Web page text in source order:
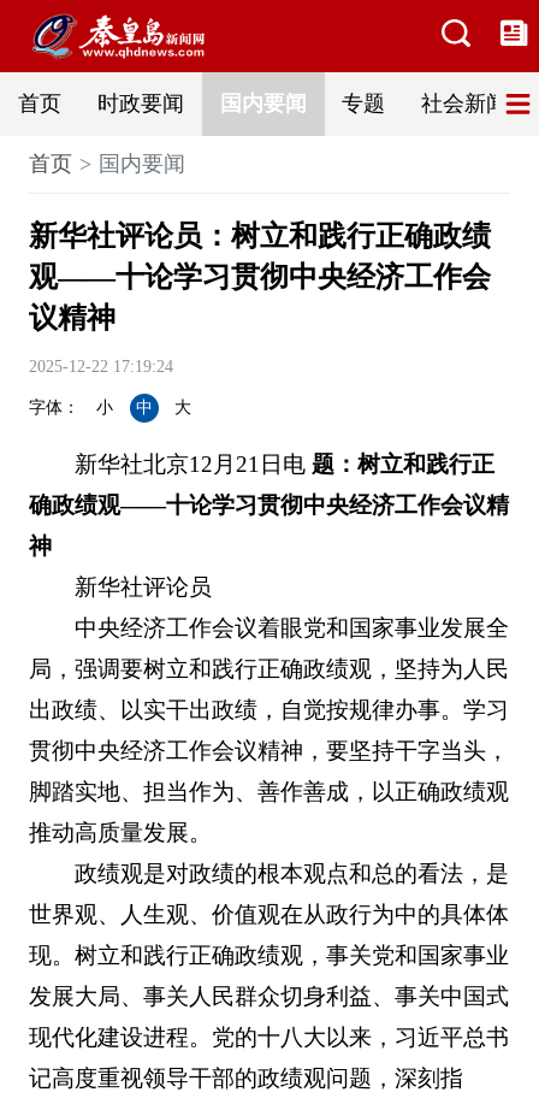
首页 时政要闻 国内要闻 专题 社会新闻
首页 国内要闻
新华社评论员：树立和践行正确政绩
观——十论学习贯彻中央经济工作会
议精神
2025-12-22 17:19:24
字体： 小 中 大
新华社北京12月21日电 题：树立和践行正
确政绩观——十论学习贯彻中央经济工作会议精
神
新华社评论员
中央经济工作会议着眼党和国家事业发展全
局，强调要树立和践行正确政绩观，坚持为人民
出政绩、以实干出政绩，自觉按规律办事。学习
贯彻中央经济工作会议精神，要坚持干字当头，
脚踏实地、担当作为、善作善成，以正确政绩观
推动高质量发展。
政绩观是对政绩的根本观点和总的看法，是
世界观、人生观、价值观在从政行为中的具体体
现。树立和践行正确政绩观，事关党和国家事业
发展大局、事关人民群众切身利益、事关中国式
现代化建设进程。党的十八大以来，习近平总书
记高度重视领导干部的政绩观问题，深刻指